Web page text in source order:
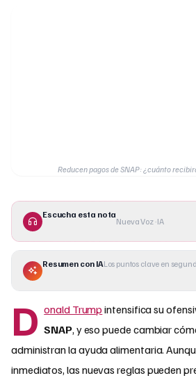
Reducen pagos de SNAP: ¿cuánto
Escucha esta nota
Nueva Voz · IA
Resumen con IALos puntos clave en
D onald Trump intensifica su
SNAP, y eso puede cambiar
administran la ayuda alimentaria.
inmediatos, las nuevas reglas pueden